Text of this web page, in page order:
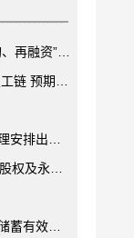
已抛再融资方案
助市场反弹
栏节奏
股权
场长期资金